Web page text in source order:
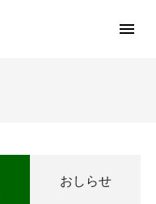
おしらせ